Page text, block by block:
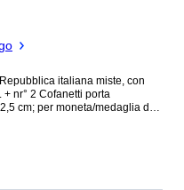
italiana miste, con
nr° 2 Cofanetti porta
cm; per moneta/medaglia del